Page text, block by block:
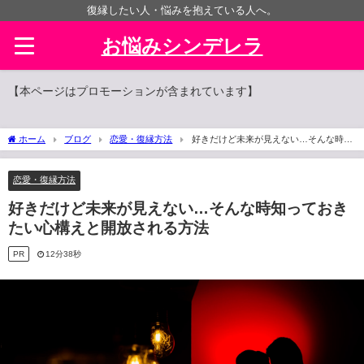
復縁したい人・悩みを抱えている人へ。
お悩みシンデレラ
【本ページはプロモーションが含まれています】
ホーム ブログ 恋愛・復縁方法
好きだけど未来が見えない…そんな時知
っておきたい心構えと開放される方法
恋愛・復縁方法
好きだけど未来が見えない…そんな時知っておき
たい心構えと開放される方法
PR 12分38秒